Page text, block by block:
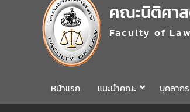
บุคลากรที่ปฏิบัติงาน ณ กลุ่มอาค
บริการ เพื่อร่วมกันสร้างพื้นที่กา
ปลอดภัย ซึ่งครอบคลุมหน่วยงา
อาคารทั้ง 3 คณะ และ 1 กอง
คณะนิติศาสตร์ มหาวิทยาลัยนเรศ
การศึกษา 2569 โดยได้รับเกียร
ศาสตราจารย์ ดร.บุญญรัตน์ โชค
คณะนิติศาส
Faculty of
หน้าแรก แนะนำคณะ บุคลากร